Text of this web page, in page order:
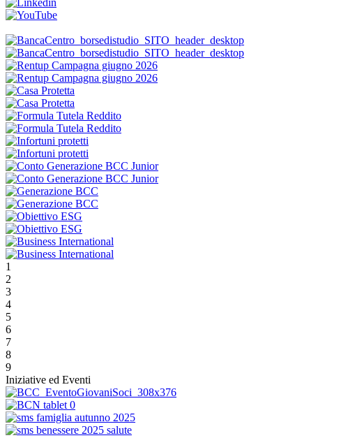
1
2
3
4
5
6
7
8
9
Iniziative ed Eventi